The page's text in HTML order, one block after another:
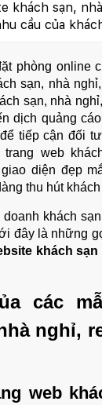
khách sạn,
cầu của
phòng online
sạn, nhà
sạn, nhà
dịch quảng
tiếp cận đối
web
diện đẹp
thu hút
khách
đây là những
khách sạn
các
nghỉ,
web